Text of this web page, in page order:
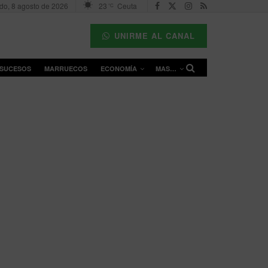
8 agosto de 2026 23 °C Ceuta
UNIRME AL CANAL
MARRUECOS ECONOMÍA MAS…